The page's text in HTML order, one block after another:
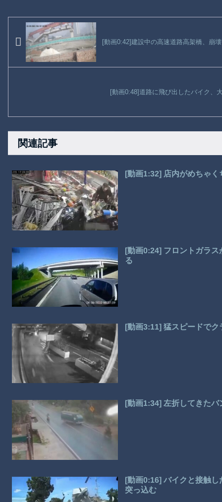
[動画0:42]建設中の高速道路高架橋、崩
[動画0:48]道路に飛び出したバイク、
関連記事
[動画1:32] 店内がめちゃ
[動画0:24] フロントガラ
る
[動画3:11] 猛スピードで
[動画1:34] 左折してきた
[動画0:16] バイクと接触
突っ込む